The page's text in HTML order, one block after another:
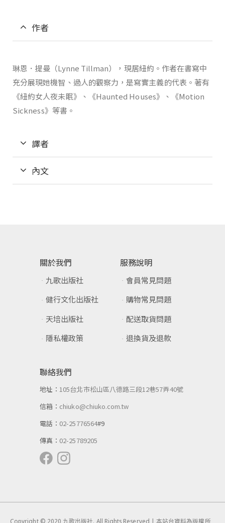
作者
琳恩．提曼（Lynne Tillman），現居紐約。作者在書寫中
充分展現她機智、過人的觀察力，是寫實主義的代表。著有
《紐約女人夜未眠》、《Haunted Houses》、《Motion
Sickness》等書。
譯者
內文
關於我們
九歌出版社
健行文化出版社
天培出版社
隱私權政策
服務說明
會員常見問題
購物常見問題
配送取貨問題
退換貨及退款
聯絡我們
地址： 105台北市松山區八德路三段12巷57弄40號
信箱： chiuko@chiuko.com.tw
電話： 02-25776564#9
傳真： 02-25789205
Copyright © 2020 九歌出版社. All Rights Reserved | 本站台資料為版權所